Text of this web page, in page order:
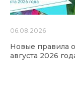
06.08.2026
Новые правила
августа 2026